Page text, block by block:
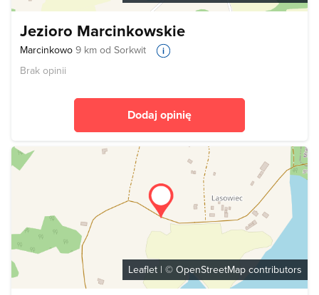
Jezioro Marcinkowskie
Marcinkowo 9 km od Sorkwit
Brak opinii
Dodaj opinię
Leaflet | © OpenStreetMap contributors